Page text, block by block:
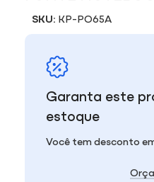
SKU: KP-PO65A
Garanta este
estoque
Você tem desconto